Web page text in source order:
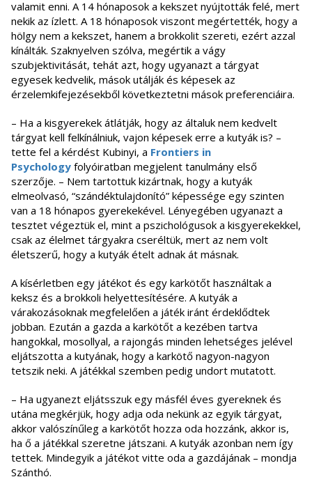
valamit enni. A 14 hónaposok a kekszet nyújtották felé, mert
nekik az ízlett. A 18 hónaposok viszont megértették, hogy a
hölgy nem a kekszet, hanem a brokkolit szereti, ezért azzal
kínálták. Szaknyelven szólva, megértik a vágy
szubjektivitását, tehát azt, hogy ugyanazt a tárgyat
egyesek kedvelik, mások utálják és képesek az
érzelemkifejezésekből következtetni mások preferenciáira.
– Ha a kisgyerekek átlátják, hogy az általuk nem kedvelt
tárgyat kell felkínálniuk, vajon képesek erre a kutyák is? –
tette fel a kérdést Kubinyi, a Frontiers in
Psychology folyóiratban megjelent tanulmány első
szerzője. – Nem tartottuk kizártnak, hogy a kutyák
elmeolvasó, “szándéktulajdonító” képessége egy szinten
van a 18 hónapos gyerekekével. Lényegében ugyanazt a
tesztet végeztük el, mint a pszichológusok a kisgyerekekkel,
csak az élelmet tárgyakra cseréltük, mert az nem volt
életszerű, hogy a kutyák ételt adnak át másnak.
A kísérletben egy játékot és egy karkötőt használtak a
keksz és a brokkoli helyettesítésére. A kutyák a
várakozásoknak megfelelően a játék iránt érdeklődtek
jobban. Ezután a gazda a karkötőt a kezében tartva
hangokkal, mosollyal, a rajongás minden lehetséges jelével
eljátszotta a kutyának, hogy a karkötő nagyon-nagyon
tetszik neki. A játékkal szemben pedig undort mutatott.
– Ha ugyanezt eljátsszuk egy másfél éves gyereknek és
utána megkérjük, hogy adja oda nekünk az egyik tárgyat,
akkor valószínűleg a karkötőt hozza oda hozzánk, akkor is,
ha ő a játékkal szeretne játszani. A kutyák azonban nem így
tettek. Mindegyik a játékot vitte oda a gazdájának – mondja
Szánthó.